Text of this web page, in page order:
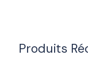
Produits